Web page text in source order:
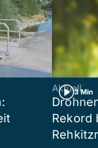
3 Min
Aktuell
Rekord